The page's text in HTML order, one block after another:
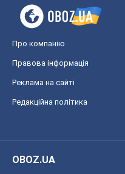
Про компанію
Правова інформація
Реклама на сайті
Редакційна політика
OBOZ.UA